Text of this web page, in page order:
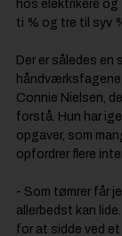
hos elektrikere
ti % og tre til syv
Der er således
Connie Nielsen,
forstå. Hun har
opgaver, som
opfordrer flere
- Som tømrer får
allerbedst kan
for at sidde ved